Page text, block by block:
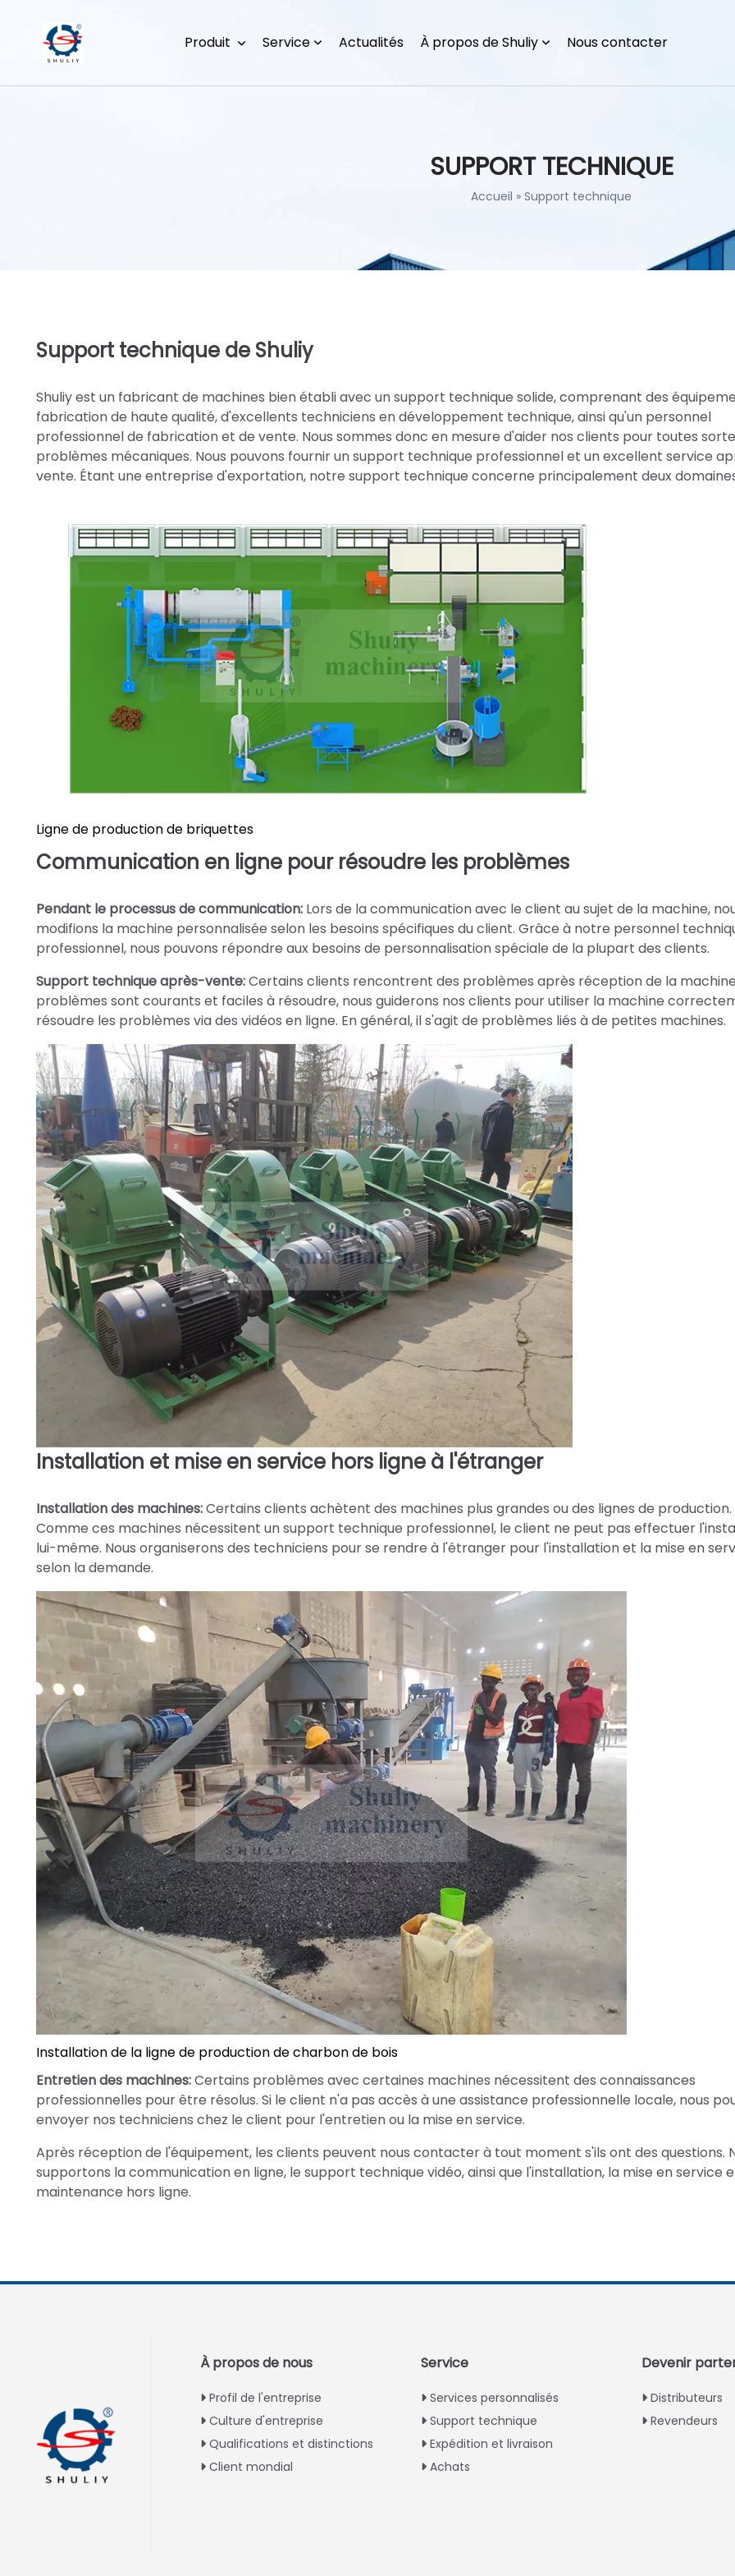
Produit Service Actualités À propos de Shuliy Nous contacter
SUPPORT TECHNIQUE
Accueil » Support technique
Support technique de Shuliy
Shuliy est un fabricant de machines bien établi avec un support technique solide, comprenant des
fabrication de haute qualité, d'excellents techniciens en développement technique, ainsi qu'un personnel
professionnel de fabrication et de vente. Nous sommes donc en mesure d'aider nos clients pour toutes
problèmes mécaniques. Nous pouvons fournir un support technique professionnel et un excellent service
vente. Étant une entreprise d'exportation, notre support technique concerne principalement deux
Ligne de production de briquettes
Communication en ligne pour résoudre les problèmes
Pendant le processus de communication: Lors de la communication avec le client au sujet de la machine,
modifions la machine personnalisée selon les besoins spécifiques du client. Grâce à notre personnel
professionnel, nous pouvons répondre aux besoins de personnalisation spéciale de la plupart des clients.
Support technique après-vente:Certains clients rencontrent des problèmes après réception de la
problèmes sont courants et faciles à résoudre, nous guiderons nos clients pour utiliser la machine
résoudre les problèmes via des vidéos en ligne. En général, il s'agit de problèmes liés à de petites machines.
Installation et mise en service hors ligne à l'étranger
Installation des machines:Certains clients achètent des machines plus grandes ou des lignes de production.
Comme ces machines nécessitent un support technique professionnel, le client ne peut pas effectuer
lui-même. Nous organiserons des techniciens pour se rendre à l'étranger pour l'installation et la mise en
selon la demande.
Installation de la ligne de production de charbon de bois
Entretien des machines:Certains problèmes avec certaines machines nécessitent des connaissances
professionnelles pour être résolus. Si le client n'a pas accès à une assistance professionnelle locale, nous
envoyer nos techniciens chez le client pour l'entretien ou la mise en service.
Après réception de l'équipement, les clients peuvent nous contacter à tout moment s'ils ont des questions.
supportons la communication en ligne, le support technique vidéo, ainsi que l'installation, la mise en service
maintenance hors ligne.
À propos de nous
Profil de l'entreprise
Culture d'entreprise
Qualifications et distinctions
Client mondial
Service
Services personnalisés
Support technique
Expédition et livraison
Achats
Devenir
Distributeurs
Revendeurs